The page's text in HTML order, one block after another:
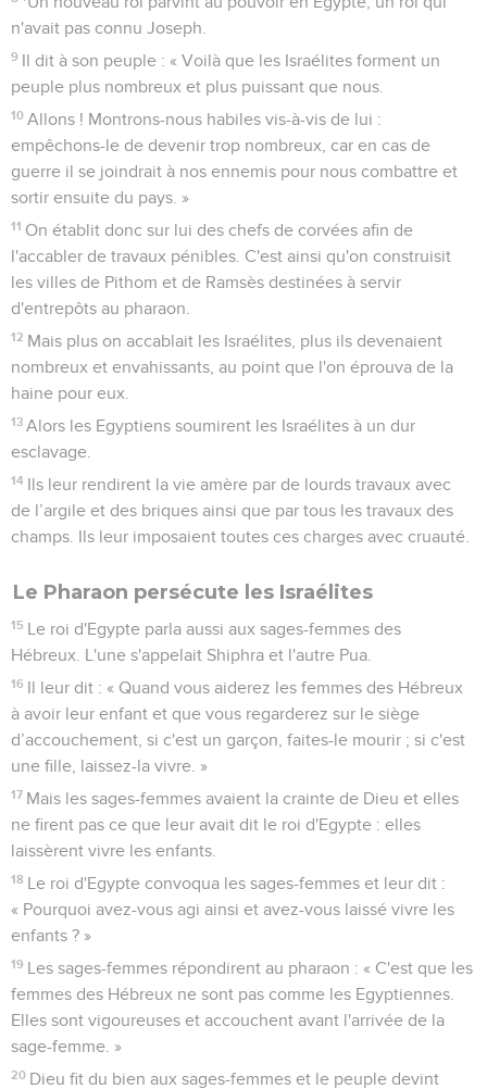
n'avait pas connu Joseph.
9 Il dit à son peuple : « Voilà que les Israélites forment un
peuple plus nombreux et plus puissant que nous.
10 Allons ! Montrons-nous habiles vis-à-vis de lui :
empêchons-le de devenir trop nombreux, car en cas de
guerre il se joindrait à nos ennemis pour nous combattre et
sortir ensuite du pays. »
11 On établit donc sur lui des chefs de corvées afin de
l'accabler de travaux pénibles. C'est ainsi qu'on construisit
les villes de Pithom et de Ramsès destinées à servir
d'entrepôts au pharaon.
12 Mais plus on accablait les Israélites, plus ils devenaient
nombreux et envahissants, au point que l'on éprouva de la
haine pour eux.
13 Alors les Egyptiens soumirent les Israélites à un dur
esclavage.
14 Ils leur rendirent la vie amère par de lourds travaux avec
de l’argile et des briques ainsi que par tous les travaux des
champs. Ils leur imposaient toutes ces charges avec cruauté.
Le Pharaon persécute les Israélites
15 Le roi d'Egypte parla aussi aux sages-femmes des
Hébreux. L'une s'appelait Shiphra et l'autre Pua.
16 Il leur dit : « Quand vous aiderez les femmes des Hébreux
à avoir leur enfant et que vous regarderez sur le siège
d’accouchement, si c'est un garçon, faites-le mourir ; si c'est
une fille, laissez-la vivre. »
17 Mais les sages-femmes avaient la crainte de Dieu et elles
ne firent pas ce que leur avait dit le roi d'Egypte : elles
laissèrent vivre les enfants.
18 Le roi d'Egypte convoqua les sages-femmes et leur dit :
« Pourquoi avez-vous agi ainsi et avez-vous laissé vivre les
enfants ? »
19 Les sages-femmes répondirent au pharaon : « C'est que les
femmes des Hébreux ne sont pas comme les Egyptiennes.
Elles sont vigoureuses et accouchent avant l'arrivée de la
sage-femme. »
20 Dieu fit du bien aux sages-femmes et le peuple devint